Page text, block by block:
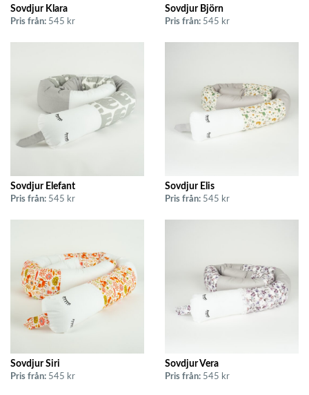
Sovdjur Klara
Pris från: 545 kr
Sovdjur Björn
Pris från: 545 kr
Sovdjur Elefant
Pris från: 545 kr
Sovdjur Elis
Pris från: 545 kr
Sovdjur Siri
Pris från: 545 kr
Sovdjur Vera
Pris från: 545 kr